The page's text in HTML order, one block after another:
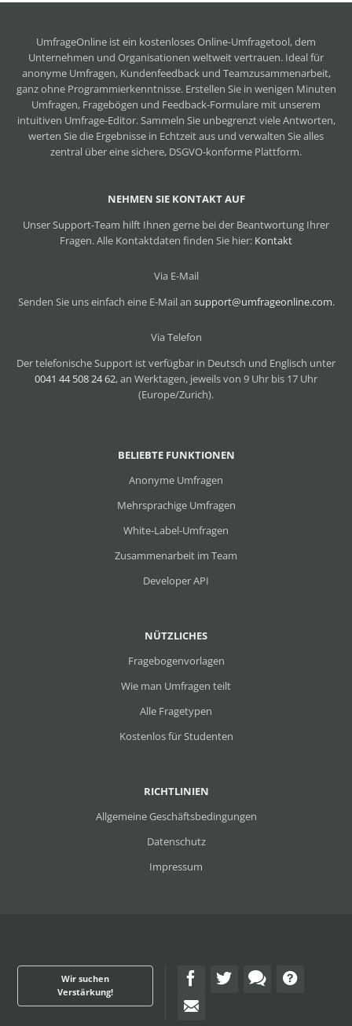
UmfrageOnline ist ein kostenloses Online-Umfragetool, dem
Unternehmen und Organisationen weltweit vertrauen. Ideal für
anonyme Umfragen, Kundenfeedback und Teamzusammenarbeit,
ganz ohne Programmierkenntnisse. Erstellen Sie in wenigen Minuten
Umfragen, Fragebögen und Feedback-Formulare mit unserem
intuitiven Umfrage-Editor. Sammeln Sie unbegrenzt viele Antworten,
werten Sie die Ergebnisse in Echtzeit aus und verwalten Sie alles
zentral über eine sichere, DSGVO-konforme Plattform.
RICHTLINIEN
Allgemeine Geschäftsbedingungen
Datenschutz
Impressum
NÜTZLICHES
Fragebogenvorlagen
Wie man Umfragen teilt
Alle Fragetypen
Kostenlos für Studenten
BELIEBTE FUNKTIONEN
Anonyme Umfragen
Mehrsprachige Umfragen
White-Label-Umfragen
Zusammenarbeit im Team
Developer API
NEHMEN SIE KONTAKT AUF
Unser Support-Team hilft Ihnen gerne bei der Beantwortung Ihrer
Fragen. Alle Kontaktdaten finden Sie hier: Kontakt
Via E-Mail
Senden Sie uns einfach eine E-Mail an support@umfrageonline.com.
Via Telefon
Der telefonische Support ist verfügbar in Deutsch und Englisch unter
0041 44 508 24 62, an Werktagen, jeweils von 9 Uhr bis 17 Uhr
(Europe/Zurich).
Wir suchen
Verstärkung!